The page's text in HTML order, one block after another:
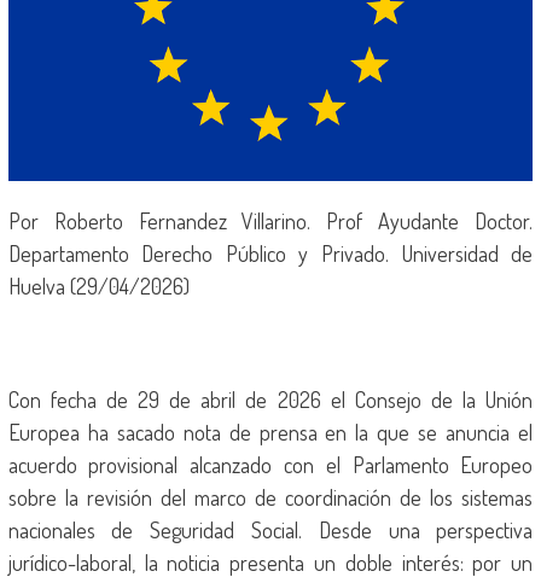
Por Roberto Fernandez Villarino. Prof Ayudante Doctor.
Departamento Derecho Público y Privado. Universidad de
Huelva (29/04/2026)
Con fecha de 29 de abril de 2026 el Consejo de la Unión
Europea ha sacado nota de prensa en la que se anuncia el
acuerdo provisional alcanzado con el Parlamento Europeo
sobre la revisión del marco de coordinación de los sistemas
nacionales de Seguridad Social. Desde una perspectiva
jurídico-laboral, la noticia presenta un doble interés: por un